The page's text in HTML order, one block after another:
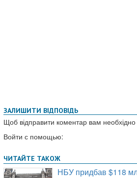
ЗАЛИШИТИ ВІДПОВІДЬ
Щоб відправити коментар вам необхідно
Войти с помощью: